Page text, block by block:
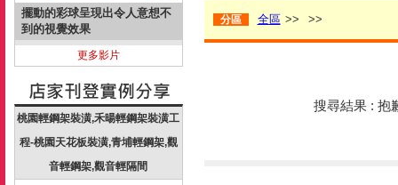
擺動的彩球呈現出令人意想不
到的視覺效果
更多影片
桃園輕鋼架裝潢,禾暘輕鋼架裝潢工
程-桃園天花板裝潢,青埔輕鋼架,觀
音輕鋼架,觀音輕隔間
分區 全區 >> >>
搜尋結果 : 抱